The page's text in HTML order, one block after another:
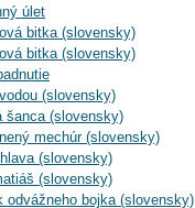
úlet
bitka (slovensky)
bitka (slovensky)
(slovensky)
šanca (slovensky)
mechúr (slovensky)
(slovensky)
(slovensky)
bojka (slovensky)